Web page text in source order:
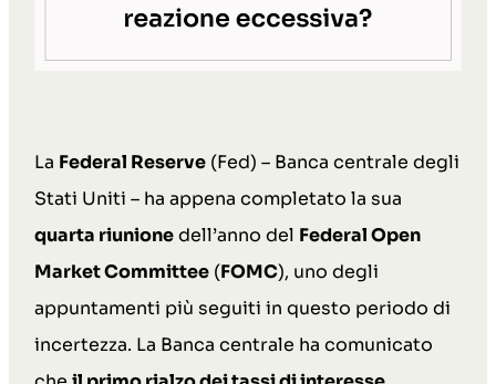
La Federal Reserve (Fed) – Banca centrale degli
Stati Uniti – ha appena completato la sua
quarta riunionedell’anno del Federal Open
Market Committee (FOMC), uno degli
appuntamenti più seguiti in questo periodo di
incertezza. La Banca centrale ha comunicato